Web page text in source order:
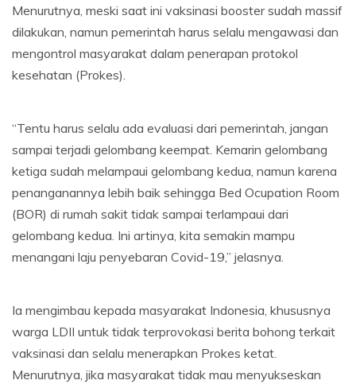
Menurutnya, meski saat ini vaksinasi booster sudah massif
dilakukan, namun pemerintah harus selalu mengawasi dan
mengontrol masyarakat dalam penerapan protokol
kesehatan (Prokes).
“Tentu harus selalu ada evaluasi dari pemerintah, jangan
sampai terjadi gelombang keempat. Kemarin gelombang
ketiga sudah melampaui gelombang kedua, namun karena
penanganannya lebih baik sehingga Bed Ocupation Room
(BOR) di rumah sakit tidak sampai terlampaui dari
gelombang kedua. Ini artinya, kita semakin mampu
menangani laju penyebaran Covid-19,” jelasnya.
Ia mengimbau kepada masyarakat Indonesia, khususnya
warga LDII untuk tidak terprovokasi berita bohong terkait
vaksinasi dan selalu menerapkan Prokes ketat.
Menurutnya, jika masyarakat tidak mau menyukseskan